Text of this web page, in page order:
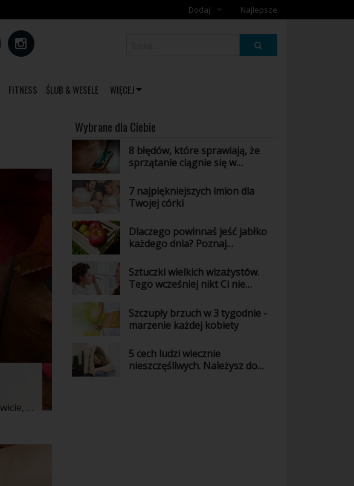
Dodaj
Najlepsze
FITNESS ŚLUB & WESELE WIĘCEJ
Jeśli chcesz czarować wzrokiem i sprawić, że Twoje oczy będą wyglądać niesamowicie, przeczytaj poniższe porady. Dzięki tym szybkim trickom, zaczarujesz pięknym spojrzeniem i podkreślisz najważniejszy punkt swojej twarzy.
Wybrane dla Ciebie
8 błędów, które sprawiają, że
sprzątanie ciągnie się w
7 najpiękniejszych imion dla
Twojej córki
Dlaczego powinnaś jeść jabłko
każdego dnia? Poznaj
owocu
Sztuczki wielkich wizażystów.
Tego wcześniej nikt Ci nie
Szczupły brzuch w 3 tygodnie -
marzenie każdej kobiety
5 cech ludzi wiecznie
nieszczęśliwych. Należysz do